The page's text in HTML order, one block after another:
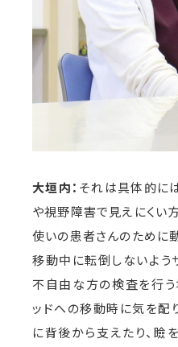
大垣内： それは具体的に
や視野障害で見えにくい
使いの患者さんのために
移動中に転倒しないよう
不自由な方の検査を行
ッドへの移動時に気を配
に背後から支えたり、瞼